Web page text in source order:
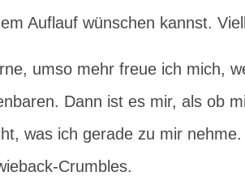
Auflauf wünschen kannst.
umso mehr freue ich mich,
Dann ist es mir, als ob
was ich gerade zu mir
Crumbles.